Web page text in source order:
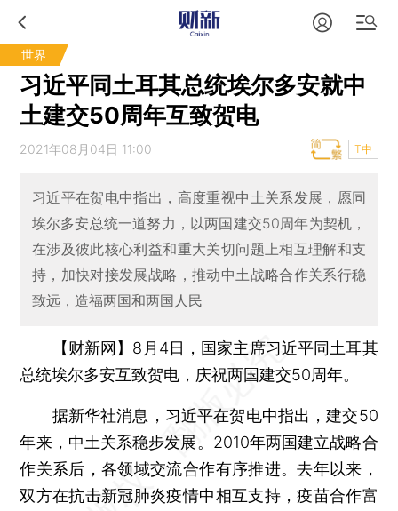
世界
习近平同土耳其总统埃尔多安就中
土建交50周年互致贺电
2021年08月04日 11:00 T中
习近平在贺电中指出，高度重视中土关系发展，愿同
埃尔多安总统一道努力，以两国建交50周年为契机，
在涉及彼此核心利益和重大关切问题上相互理解和支
持，加快对接发展战略，推动中土战略合作关系行稳
致远，造福两国和两国人民
【财新网】 8月4日，国家主席习近平同土耳其
总统埃尔多安互致贺电，庆祝两国建交50周年。
据新华社消息，习近平在贺电中指出，建交50
年来，中土关系稳步发展。2010年两国建立战略合
作关系后，各领域交流合作有序推进。去年以来，
双方在抗击新冠肺炎疫情中相互支持，疫苗合作富